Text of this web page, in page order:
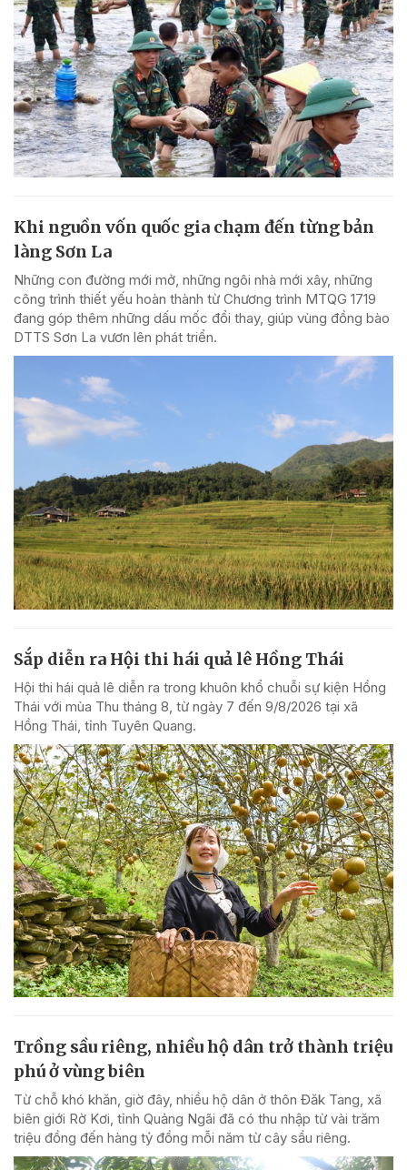
Khi nguồn vốn quốc gia chạm đến từng bản
làng Sơn La
Những con đường mới mở, những ngôi nhà mới xây, những
công trình thiết yếu hoàn thành từ Chương trình MTQG 1719
đang góp thêm những dấu mốc đổi thay, giúp vùng đồng bào
DTTS Sơn La vươn lên phát triển.
Sắp diễn ra Hội thi hái quả lê Hồng Thái
Hội thi hái quả lê diễn ra trong khuôn khổ chuỗi sự kiện Hồng
Thái với mùa Thu tháng 8, từ ngày 7 đến 9/8/2026 tại xã
Hồng Thái, tỉnh Tuyên Quang.
Trồng sầu riêng, nhiều hộ dân trở thành triệu
phú ở vùng biên
Từ chỗ khó khăn, giờ đây, nhiều hộ dân ở thôn Đăk Tang, xã
biên giới Rờ Kơi, tỉnh Quảng Ngãi đã có thu nhập từ vài trăm
triệu đồng đến hàng tỷ đồng mỗi năm từ cây sầu riêng.